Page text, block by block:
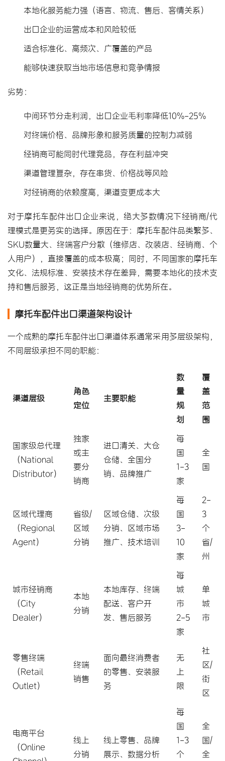
本地化服务能力强（语言、物流、售后、客情关系）
出口企业的运营成本和风险较低
适合标准化、高频次、广覆盖的产品
能够快速获取当地市场信息和竞争情报
劣势：
中间环节分走利润，出口企业毛利率降低10%-25%
对终端价格、品牌形象和服务质量的控制力减弱
经销商可能同时代理竞品，存在利益冲突
渠道管理复杂，存在串货、价格战等风险
对经销商的依赖度高，渠道变更成本大
对于摩托车配件出口企业来说，绝大多数情况下经销商/代
理模式是更务实的选择。原因在于：摩托车配件品类繁多、
SKU数量大、终端客户分散（维修店、改装店、经销商、个
人用户），直接覆盖的成本极高；同时，不同国家的摩托车
文化、法规标准、安装技术存在差异，需要本地化的技术支
持和售后服务，这正是当地经销商的优势所在。
摩托车配件出口渠道架构设计
一个成熟的摩托车配件出口渠道体系通常采用多层级架构，
不同层级承担不同的职能：
渠道层级
角色
定位
主要职能
数
量
规
划
覆
盖
范
围
国家级总代理
（National
Distributor）
独家
或主
要分
销商
进口清关、大仓
仓储、全国分
销、品牌推广
每
国
1-3
家
全
国
区域代理商
（Regional
Agent）
省级/
区域
分销
区域仓储、次级
分销、区域市场
推广、技术培训
每
国
3-
10
家
2-
3
个
省/
州
城市经销商
（City
Dealer）
本地
分销
本地库存、终端
配送、客户开
发、售后服务
每
城
市
2-5
家
单
城
市
零售终端
（Retail
Outlet）
终端
销售
面向最终消费者
的零售、安装服
务
无
上
限
社
区/
街
区
电商平台
（Online
线上
分销
线上零售、品牌
展示、数据分析
每
国
1-3
个
全
国/
全